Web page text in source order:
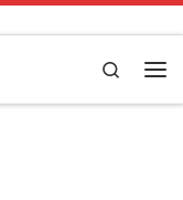
Search